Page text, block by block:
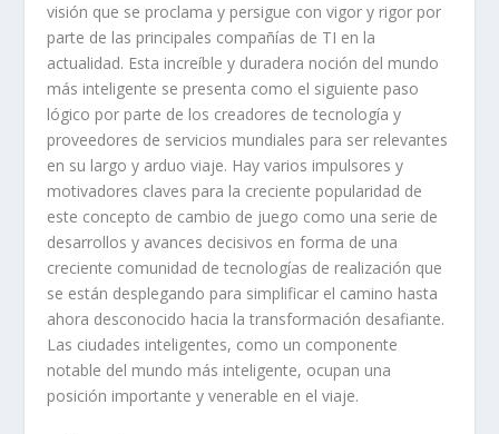
visión que se proclama y persigue con vigor y rigor por
parte de las principales compañías de TI en la
actualidad. Esta increíble y duradera noción del mundo
más inteligente se presenta como el siguiente paso
lógico por parte de los creadores de tecnología y
proveedores de servicios mundiales para ser relevantes
en su largo y arduo viaje. Hay varios impulsores y
motivadores claves para la creciente popularidad de
este concepto de cambio de juego como una serie de
desarrollos y avances decisivos en forma de una
creciente comunidad de tecnologías de realización que
se están desplegando para simplificar el camino hasta
ahora desconocido hacia la transformación desafiante.
Las ciudades inteligentes, como un componente
notable del mundo más inteligente, ocupan una
posición importante y venerable en el viaje.